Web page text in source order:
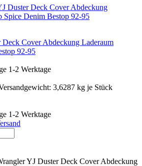
Deck Cover Abdeckung Laderaum
92-95
1-2 Werktage
3,6287 kg je Stück
1-2 Werktage